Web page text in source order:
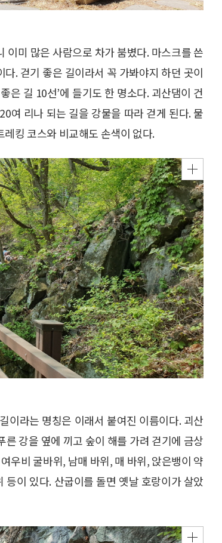
이미 많은 사람으로 차가 붐볐다. 마스크를 쓴
. 걷기 좋은 길이라서 꼭 가봐야지 하던 곳이
은 길 10선’에 들기도 한 명소다. 괴산댐이 건
여 리나 되는 길을 강물을 따라 걷게 된다. 물
킹 코스와 비교해도 손색이 없다.
이라는 명칭은 이래서 붙여진 이름이다. 괴산
강을 옆에 끼고 숲이 해를 가려 걷기에 금상
우비 굴바위, 남매 바위, 매 바위, 앉은뱅이 약
이 있다. 산굽이를 돌면 옛날 호랑이가 살았